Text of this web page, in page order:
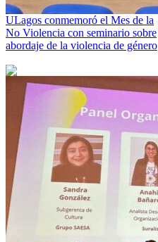
ULagos conmemoró el Mes de la
No Violencia con seminario sobre
abordaje de la violencia de género